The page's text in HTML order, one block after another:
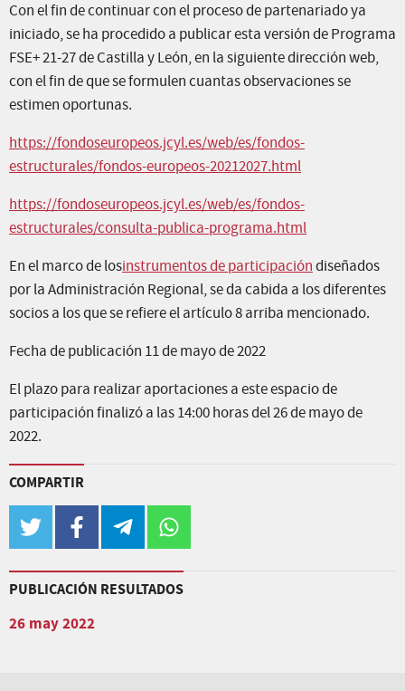
Con el fin de continuar con el proceso de partenariado ya
iniciado, se ha procedido a publicar esta versión de Programa
FSE+ 21-27 de Castilla y León, en la siguiente dirección web,
con el fin de que se formulen cuantas observaciones se
estimen oportunas.
https://fondoseuropeos.jcyl.es/web/es/fondos-
estructurales/fondos-europeos-20212027.html
https://fondoseuropeos.jcyl.es/web/es/fondos-
estructurales/consulta-publica-programa.html
En el marco de losinstrumentos de participacióndiseñados
por la Administración Regional, se da cabida a los diferentes
socios a los que se refiere el artículo 8 arriba mencionado.
Fecha de publicación 11 de mayo de 2022
El plazo para realizar aportaciones a este espacio de
participación finalizó a las 14:00 horas del 26 de mayo de
2022.
COMPARTIR
twitter facebook telegram
PUBLICACIÓN RESULTADOS
26 may 2022